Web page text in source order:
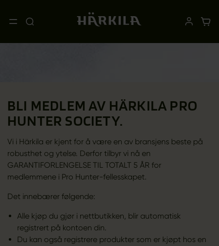
BLI MEDLEM AV HÄRKILA PRO
HUNTER SOCIETY.
Vi i Härkila er kjent for å være en av bransjens beste på
robusthet og ytelse. Derfor tilbyr vi nå en
GARANTIFORLENGELSE TIL TOTALT 5 ÅR for
medlemmene i Pro Hunter-fellesskapet.
Det innebærer følgende:
Alle kjøp du gjør i nettbutikken, blir automatisk
registrert på kontoen din.
Du kan også registrere produkter som er kjøpt hos en